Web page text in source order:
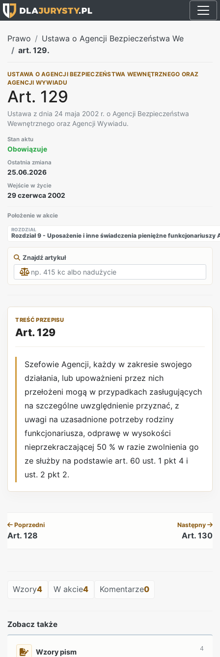
Prawo
Ustawa o Agencji Bezpieczeństwa We
art. 129.
USTAWA O AGENCJI BEZPIECZEŃSTWA WEWNĘTRZNEGO ORAZ
AGENCJI WYWIADU
Art. 129
Ustawa z dnia 24 maja 2002 r. o Agencji Bezpieczeństwa
Wewnętrznego oraz Agencji Wywiadu.
Stan aktu
Obowiązuje
Ostatnia zmiana
25.06.2026
Wejście w życie
29 czerwca 2002
Położenie w akcie
ROZDZIAŁ
Rozdział 9 - Uposażenie i inne świadczenia pieniężne
Znajdź artykuł
TREŚĆ PRZEPISU
Art. 129
Szefowie Agencji, każdy w zakresie swojego
działania, lub upoważnieni przez nich
przełożeni mogą w przypadkach zasługujących
na szczególne uwzględnienie przyznać, z
uwagi na uzasadnione potrzeby rodziny
funkcjonariusza, odprawę w wysokości
nieprzekraczającej 50 % w razie zwolnienia go
ze służby na podstawie art. 60 ust. 1 pkt 4 i
ust. 2 pkt 2.
Poprzedni
Art. 128
Następny
Art. 130
Wzory4 W akcie4 Komentarze0
Zobacz także
Wzory pism 4